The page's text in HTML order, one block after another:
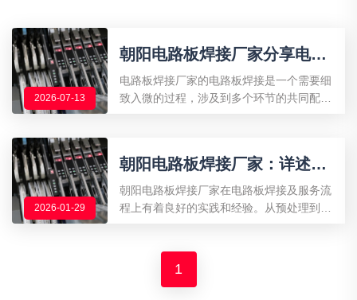
2026-07-13
朝阳电路板焊接厂家分享电路
板焊接注意事项
电路板焊接厂家的电路板焊接是一个需要细
致入微的过程，涉及到多个环节的共同配
系等措施
2026-01-29
​朝阳电路板焊接厂家：详述电
路板焊接及服务流程
朝阳电路板焊接厂家在电路板焊接及服务流
程上有着良好的实践和经验。从预处理到焊
1